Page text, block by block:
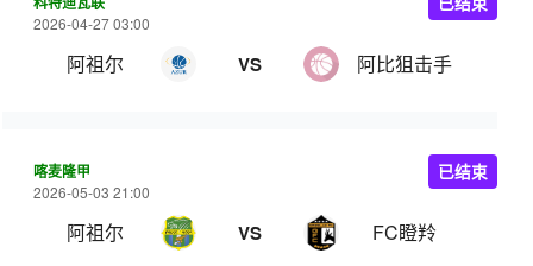
2026-04-27 03:00
阿祖尔 VS 阿比狙击手
喀麦隆甲
2026-05-03 21:00
阿祖尔 VS FC瞪羚
已结束